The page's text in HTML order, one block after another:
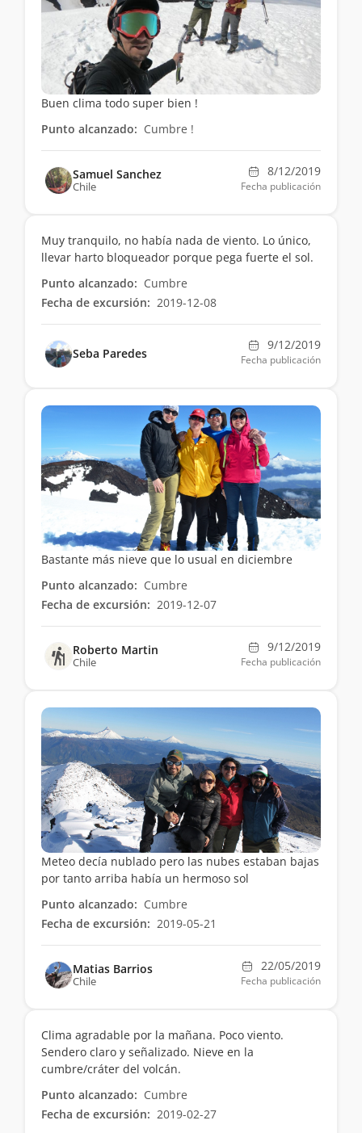
Buen clima todo super bien !
Punto alcanzado: Cumbre !
Samuel Sanchez
Chile
8/12/2019
Fecha publicación
Muy tranquilo, no había nada de viento. Lo único,
llevar harto bloqueador porque pega fuerte el sol.
Punto alcanzado: Cumbre
Fecha de excursión: 2019-12-08
Seba Paredes
9/12/2019
Fecha publicación
Bastante más nieve que lo usual en diciembre
Punto alcanzado: Cumbre
Fecha de excursión: 2019-12-07
Roberto Martin
Chile
9/12/2019
Fecha publicación
Meteo decía nublado pero las nubes estaban bajas
por tanto arriba había un hermoso sol
Punto alcanzado: Cumbre
Fecha de excursión: 2019-05-21
Matias Barrios
Chile
22/05/2019
Fecha publicación
Clima agradable por la mañana. Poco viento.
Sendero claro y señalizado. Nieve en la
cumbre/cráter del volcán.
Punto alcanzado: Cumbre
Fecha de excursión: 2019-02-27